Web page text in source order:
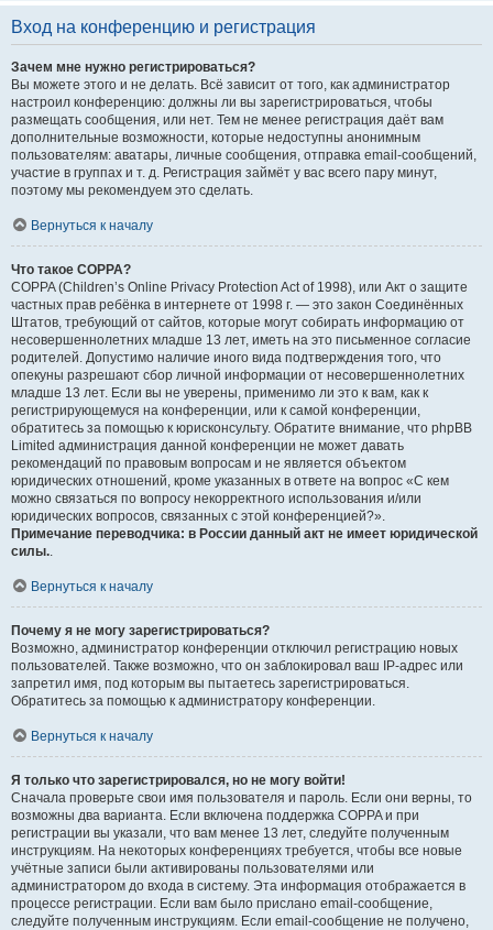
Вход на конференцию и регистрация
Зачем мне нужно регистрироваться?
Вы можете этого и не делать. Всё зависит от того, как администратор
настроил конференцию: должны ли вы зарегистрироваться, чтобы
размещать сообщения, или нет. Тем не менее регистрация даёт вам
дополнительные возможности, которые недоступны анонимным
пользователям: аватары, личные сообщения, отправка email-сообщений,
участие в группах и т. д. Регистрация займёт у вас всего пару минут,
поэтому мы рекомендуем это сделать.
Вернуться к началу
Что такое COPPA?
COPPA (Children’s Online Privacy Protection Act of 1998), или Акт о защите
частных прав ребёнка в интернете от 1998 г. — это закон Соединённых
Штатов, требующий от сайтов, которые могут собирать информацию от
несовершеннолетних младше 13 лет, иметь на это письменное согласие
родителей. Допустимо наличие иного вида подтверждения того, что
опекуны разрешают сбор личной информации от несовершеннолетних
младше 13 лет. Если вы не уверены, применимо ли это к вам, как к
регистрирующемуся на конференции, или к самой конференции,
обратитесь за помощью к юрисконсульту. Обратите внимание, что phpBB
Limited администрация данной конференции не может давать
рекомендаций по правовым вопросам и не является объектом
юридических отношений, кроме указанных в ответе на вопрос «С кем
можно связаться по вопросу некорректного использования и/или
юридических вопросов, связанных с этой конференцией?».
Примечание переводчика: в России данный акт не имеет юридической
силы..
Вернуться к началу
Почему я не могу зарегистрироваться?
Возможно, администратор конференции отключил регистрацию новых
пользователей. Также возможно, что он заблокировал ваш IP-адрес или
запретил имя, под которым вы пытаетесь зарегистрироваться.
Обратитесь за помощью к администратору конференции.
Вернуться к началу
Я только что зарегистрировался, но не могу войти!
Сначала проверьте свои имя пользователя и пароль. Если они верны, то
возможны два варианта. Если включена поддержка COPPA и при
регистрации вы указали, что вам менее 13 лет, следуйте полученным
инструкциям. На некоторых конференциях требуется, чтобы все новые
учётные записи были активированы пользователями или
администратором до входа в систему. Эта информация отображается в
процессе регистрации. Если вам было прислано email-сообщение,
следуйте полученным инструкциям. Если email-сообщение не получено,